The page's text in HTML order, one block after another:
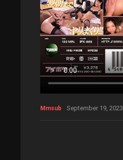
Mmsub September 19, 2023